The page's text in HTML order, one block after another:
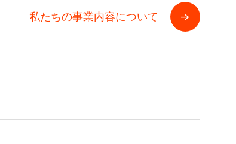
私たちの事業内容について